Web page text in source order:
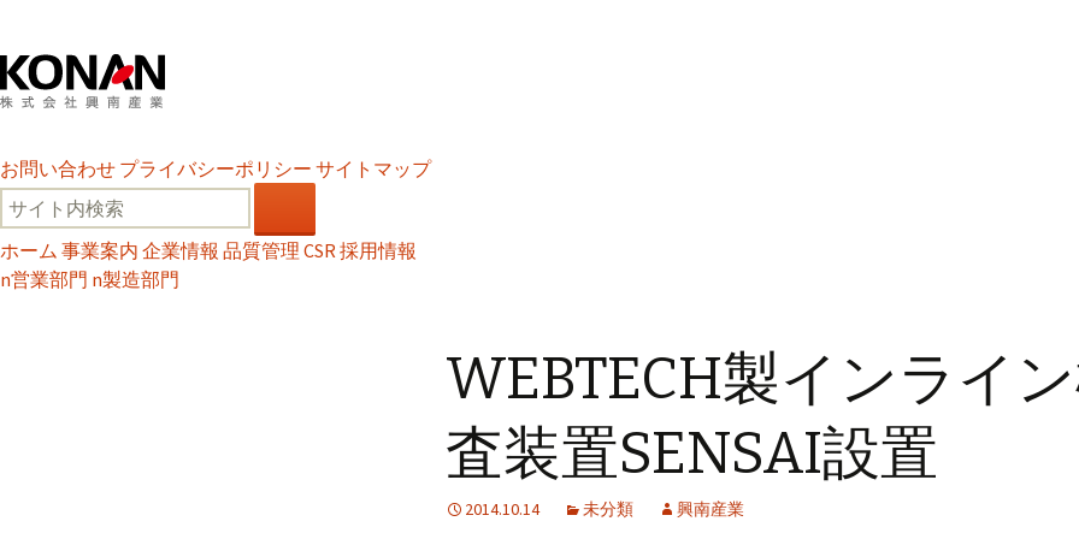
お問い合わせ プライバシーポリシー サイトマップ
ホーム 事業案内 企業情報 品質管理 CSR採用情報
n営業部門 n製造部門
WEBTECH製インライ
査装置SENSAI設置
2014.10.14 未分類 興南産業